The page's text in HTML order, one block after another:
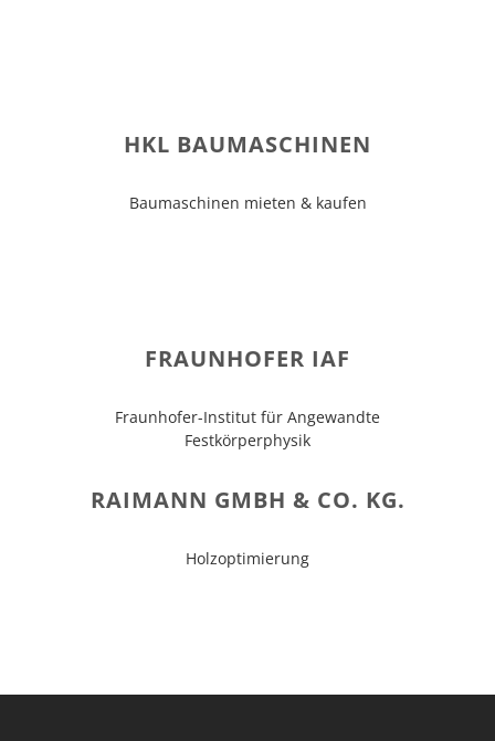
HKL BAUMASCHINEN
Baumaschinen mieten & kaufen
FRAUNHOFER IAF
Fraunhofer-Institut für Angewandte
Festkörperphysik
RAIMANN GMBH & CO. KG.
Holzoptimierung